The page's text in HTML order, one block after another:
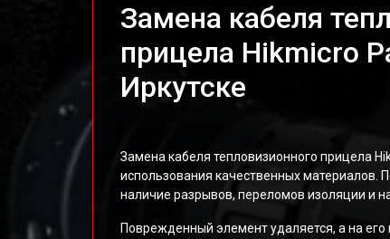
Замена кабеля
прицела Hikmicro
Иркутске
Замена кабеля тепловизионного прицела
использования качественных материалов.
наличие разрывов, переломов изоляции и
Поврежденный элемент удаляется, а на его